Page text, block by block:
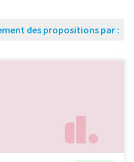
des propositions par :